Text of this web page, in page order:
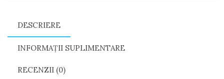
-
bucati
DESCRIERE
INFORMAȚII SUPLIMENTARE
RECENZII (0)